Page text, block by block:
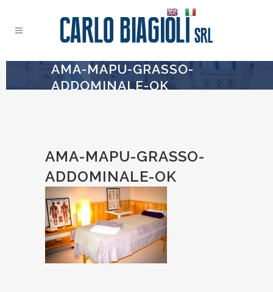
AMA-MAPU-GRASSO-
ADDOMINALE-OK
AMA-MAPU-GRASSO-
ADDOMINALE-OK